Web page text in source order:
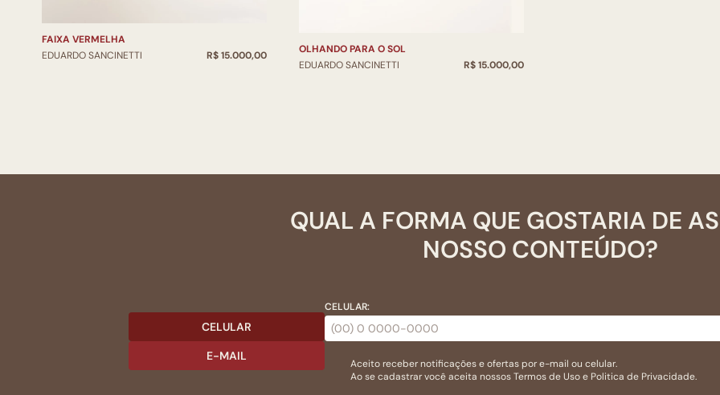
FAIXA VERMELHA
EDUARDO SANCINETTI
R$ 15.000,00
OLHANDO PARA O SOL
EDUARDO SANCINETTI
R$ 15.000,00
QUAL A FORMA QUE GOSTARIA DE
NOSSO CONTEÚDO?
CELULAR
E-MAIL
CELULAR:
Aceito receber notificações e ofertas por e-mail ou celular.
Ao se cadastrar você aceita nossosTermos de Usoe Politica de Privacidade.